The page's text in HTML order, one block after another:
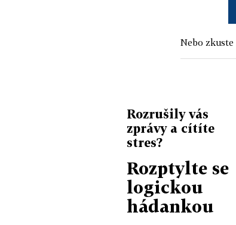
Nebo zkuste
Rozrušily vás
zprávy a cítíte
stres?
Rozptylte se
logickou
hádankou